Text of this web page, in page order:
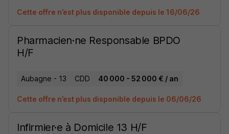
Cette offre n’est plus disponible depuis le 16/06/26
Pharmacien·ne Responsable BPDO
H/F
Aubagne - 13 CDD 40 000 - 52 000 € / an
Cette offre n’est plus disponible depuis le 06/06/26
Infirmier·e à Domicile 13 H/F